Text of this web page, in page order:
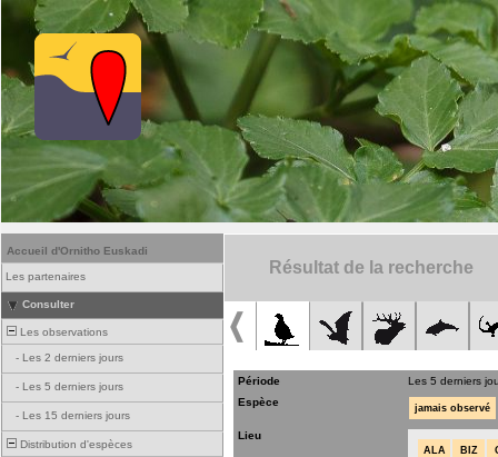
Accueil d'Ornitho Euskadi
Les partenaires
Consulter
Les observations
- Les 2 derniers jours
- Les 5 derniers jours
- Les 15 derniers jours
Distribution d'espèces
Résultat de la recherche
Période
Les 5 derniers
Espèce
jamais observé
Lieu
ALA BIZ